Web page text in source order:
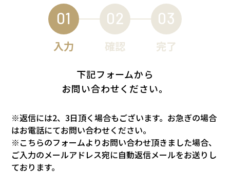
01
入力
02
確認
03
完了
下記フォームから
お問い合わせください。
※返信には2、3日頂く場合もございます。お急ぎの場合
はお電話にてお問い合わせください。
※こちらのフォームよりお問い合わせ頂きました場合、
ご入力のメールアドレス宛に自動返信メールをお送りし
ております。